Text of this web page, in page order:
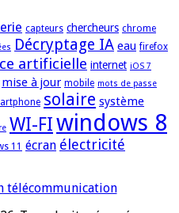
capteurs chercheurs chrome
Décryptage IA eau firefox
artificielle internet iOS 7
mise à jour mobile mots de passe
solaire système
WI-FIwindows 8
11 écran électricité
télécommunication